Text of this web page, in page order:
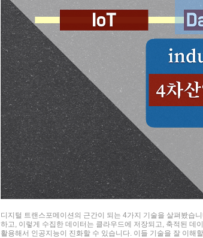
디지털 트랜스포메이션의 근간이 되는 4가지 기술을 살펴봤습
하고, 이렇게 수집한 데이터는 클라우드에 저장되고, 축적된 데
활용해서 인공지능이 진화할 수 있습니다. 이들 기술을 잘 이해